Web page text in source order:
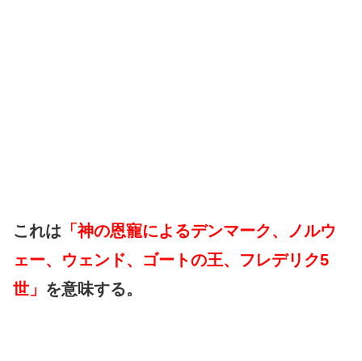
これは 「神の恩寵によるデンマーク、ノルウ
ェー、ウェンド、ゴートの王、フレデリク5
世」 を意味する。